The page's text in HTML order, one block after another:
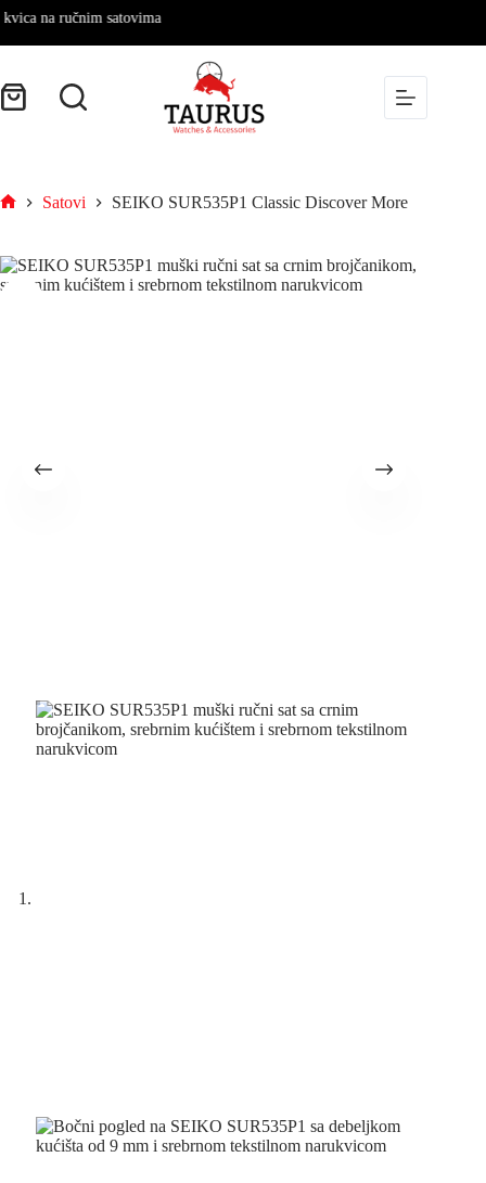
na ručnim satovima
Satovi SEIKO SUR535P1 Classic Discover More